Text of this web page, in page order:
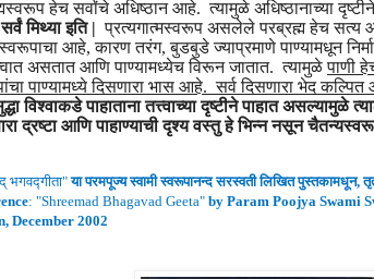
हेच सर्वांचे अधिष्ठान आहे. त्यामुळे अधिष्ठानाच्या
मिथ्या इति | प्रत्यगात्मस्वरूप असलेले परब्रह्म हेच सत्य
स्वरूपाचा आहे, कारण तरंग, बुडबुडे ज्याप्रमाणे पाण्यामधून
असतात आणि पाण्यामध्येच विरून जातात. त्यामुळेपाणी
पाण्यामध्ये दिसणारा भास आहे. सर्व दिसणारा भेद
विश्वाकडे पाहाताना तत्त्वाच्या दृष्टीने पाहात असल्यामुळे
द्रष्टा आणि पाहाण्याची दृश्य वस्तु हे भिन्न नसून
भगवद्गीता"या परमपूज्य स्वामीस्वरूपानन्दसरस्वती लिखित पुस्तकामधून,
: "Shreemad Bhagavad Geeta" by Param Poojya Swami
December 2002